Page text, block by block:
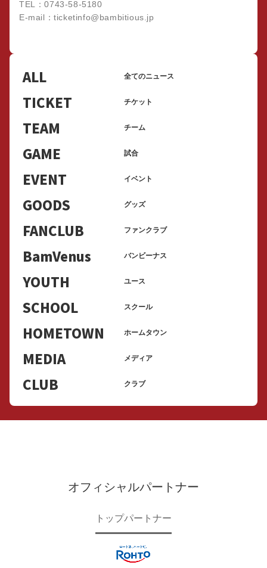
TEL：0743-58-5180
E-mail：ticketinfo@bambitious.jp
ALL 全てのニュース
TICKET チケット
TEAM チーム
GAME 試合
EVENT イベント
GOODS グッズ
FANCLUB ファンクラブ
BamVenus バンビーナス
YOUTH ユース
SCHOOL スクール
HOMETOWN ホームタウン
MEDIA メディア
CLUB クラブ
オフィシャルパートナー
トップパートナー